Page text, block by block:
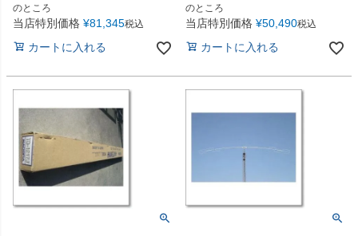
のところ
当店特別価格 ¥81,345税込
カートに入れる
のところ
当店特別価格 ¥50,490税込
カートに入れる